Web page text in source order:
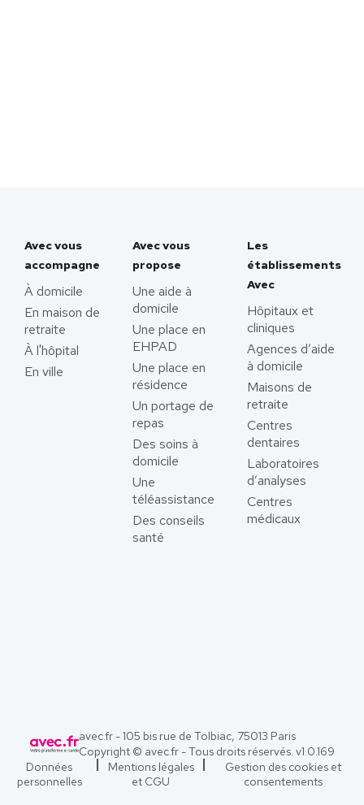
Avec vous
accompagne
À domicile
En maison de
retraite
À l'hôpital
En ville
Avec vous
propose
Une aide à
domicile
Une place en
EHPAD
Une place en
résidence
Un portage de
repas
Des soins à
domicile
Une
téléassistance
Des conseils
santé
Les
établissements
Avec
Hôpitaux et
cliniques
Agences d’aide
à domicile
Maisons de
retraite
Centres
dentaires
Laboratoires
d’analyses
Centres
médicaux
avec.fr - 105 bis rue de Tolbiac, 75013 Paris
Copyright © avec.fr - Tous droits réservés. v1.0.169
Données
personnelles
Mentions légales
et CGU
Gestion des cookies et
consentements